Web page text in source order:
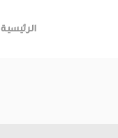
الرئيسية